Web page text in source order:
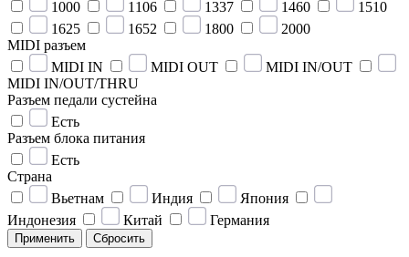
1000 1106 1337 1460
1510
1625
1652 1800
2000
MIDI разъем
MIDI IN
MIDI OUT
MIDI IN/OUT
MIDI IN/OUT/THRU
Разъем педали сустейна
Есть
Разъем блока питания
Есть
Страна
Вьетнам
Индия
Япония
Индонезия
Китай Германия
Применить Сбросить